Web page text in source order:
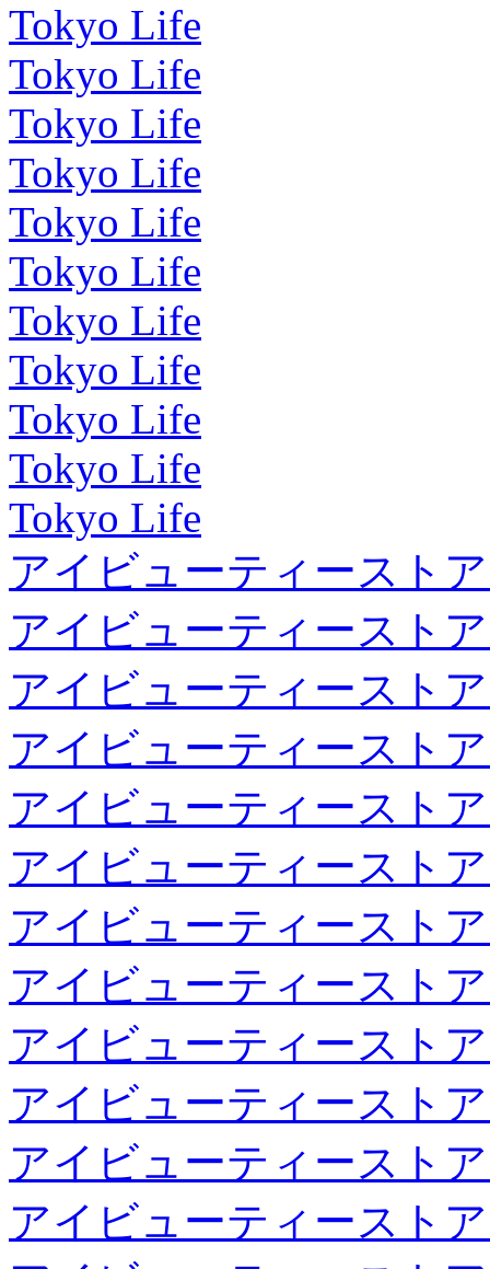
Tokyo Life
Tokyo Life
Tokyo Life
Tokyo Life
Tokyo Life
Tokyo Life
Tokyo Life
Tokyo Life
Tokyo Life
Tokyo Life
Tokyo Life
アイビューティースト
アイビューティースト
アイビューティースト
アイビューティースト
アイビューティースト
アイビューティースト
アイビューティースト
アイビューティースト
アイビューティースト
アイビューティースト
アイビューティースト
アイビューティースト